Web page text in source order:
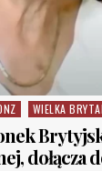
WIELKA
dołącza